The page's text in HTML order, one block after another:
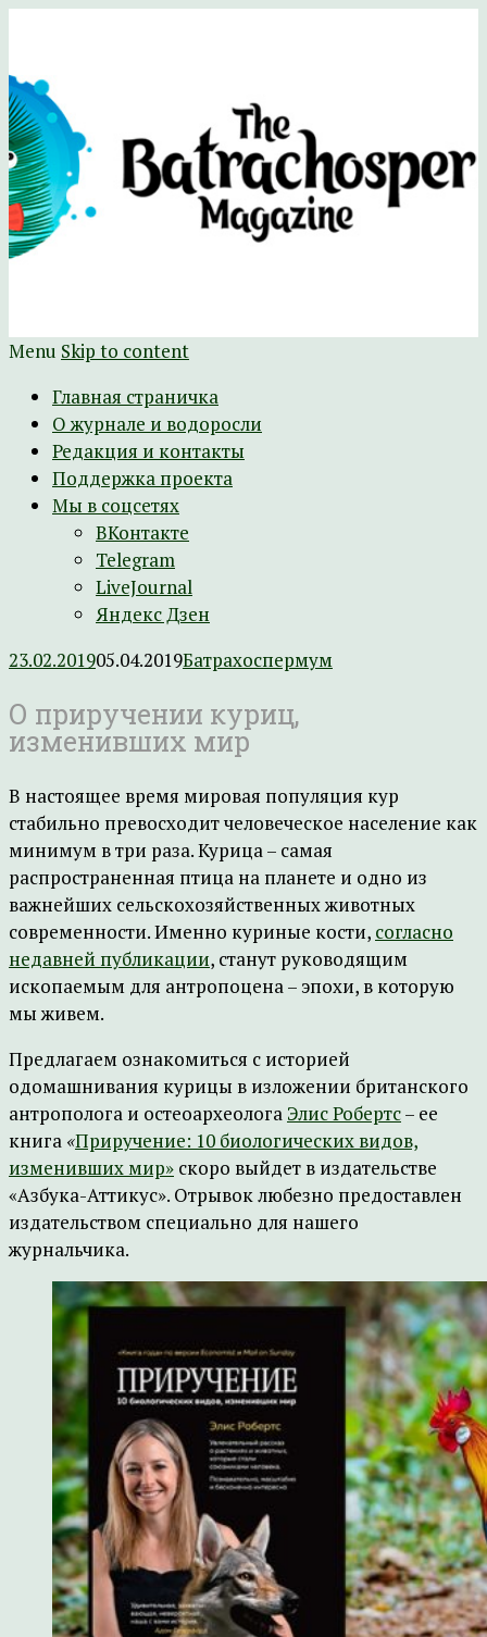
The Batrachospermum Magazine
Батрахоспермум (официальный сайт)
Menu Skip to content
Главная страничка
О журнале и водоросли
Редакция и контакты
Поддержка проекта
Мы в соцсетях
ВКонтакте
Telegram
LiveJournal
Яндекс Дзен
23.02.201905.04.2019Батрахоспермум
О приручении куриц,
изменивших мир
В настоящее время мировая популяция кур
стабильно превосходит человеческое население как
минимум в три раза. Курица – самая
распространенная птица на планете и одно из
важнейших сельскохозяйственных животных
современности. Именно куриные кости, согласно
недавней публикации, станут руководящим
ископаемым для антропоцена – эпохи, в которую
мы живем.
Предлагаем ознакомиться с историей
одомашнивания курицы в изложении британского
антрополога и остеоархеолога Элис Робертс– ее
книга «Приручение: 10 биологических видов,
изменивших мир» скоро выйдет в издательстве
«Азбука-Аттикус». Отрывок любезно предоставлен
издательством специально для нашего
журнальчика.